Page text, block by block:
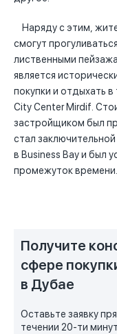
Наряду с этим,
смогут
лиственными
является
покупки и отдыхать
City Center Mirdif.
застройщиком был
стал
в Business Bay и был
промежуток времени.
Получите
сфере
в Дубае
Оставьте заявку
течении 20-ти минут